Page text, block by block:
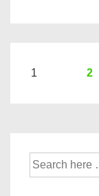
Hier
Banken
1 2
Suche
nach: